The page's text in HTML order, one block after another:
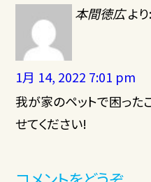
本間徳広 より:
1月 14, 2022 7:01 pm
我が家のペットで困った
せてください!